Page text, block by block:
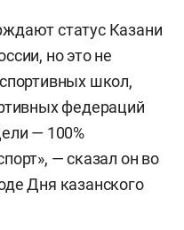
статус Казани
но это не
школ,
федераций
— 100%
— сказал он во
Дня казанского